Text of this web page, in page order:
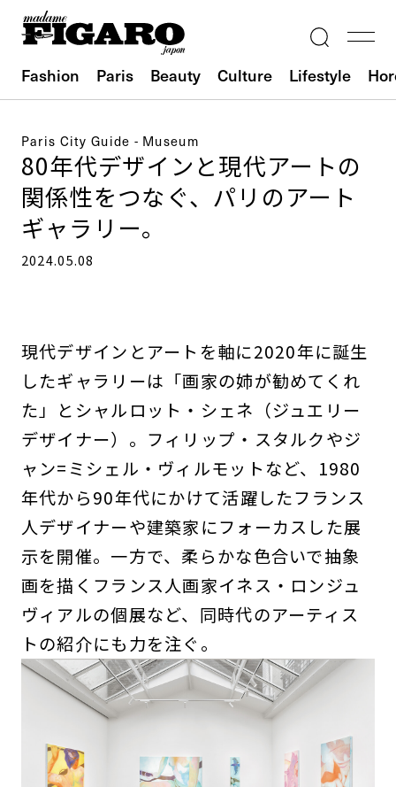
Fashion Paris Beauty Culture Lifestyle
Paris City Guide - Museum
80年代デザインと現代アートの
関係性をつなぐ、パリのアート
ギャラリー。
2024.05.08
現代デザインとアートを軸に2020年に誕生
したギャラリーは「画家の姉が勧めてくれ
た」とシャルロット・シェネ（ジュエリー
デザイナー）。フィリップ・スタルクやジ
ャン=ミシェル・ヴィルモットなど、1980
年代から90年代にかけて活躍したフランス
人デザイナーや建築家にフォーカスした展
示を開催。一方で、柔らかな色合いで抽象
画を描くフランス人画家イネス・ロンジュ
ヴィアルの個展など、同時代のアーティス
トの紹介にも力を注ぐ。